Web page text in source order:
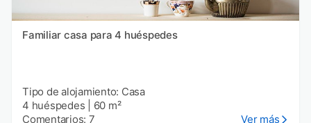
Familiar casa para 4 huéspedes
Tipo de alojamiento: Casa
4 huéspedes
60 m²
Comentarios: 7
Ver más